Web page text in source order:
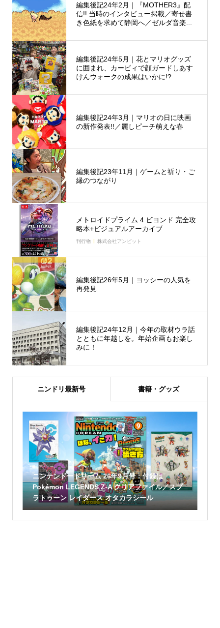
編集後記24年2月｜『MOTHER3』配
信!! 当時のインタビュー掲載／寄せ書
き色紙を求めて静岡へ／ゼルダ音楽...
編集後記24年5月｜花とマリオグッズ
に囲まれ、カービィで顔ガードしあす
けんウォークの成果はいかに!?
編集後記24年3月｜マリオの日に映画
の新作発表!!／麗しピーチ萌えな春
編集後記23年11月｜ゲームと祈り・ご
縁のつながり
メトロイドプライム 4 ビヨンド 完全攻
略本+ビジュアルアーカイブ
刊行物 株式会社アンビット
編集後記26年5月｜ヨッシーの人気を
再発見
編集後記24年12月｜今年の取材ウラ話
とともに年越しを。年始企画もお楽し
みに！
ニンドリ最新号 書籍・グッズ
ニンテンドードリーム 26年9月号：付録は
Pokémon LEGENDS Z-A クリアファイル／スプ
ラトゥーン レイダース オタカラシール